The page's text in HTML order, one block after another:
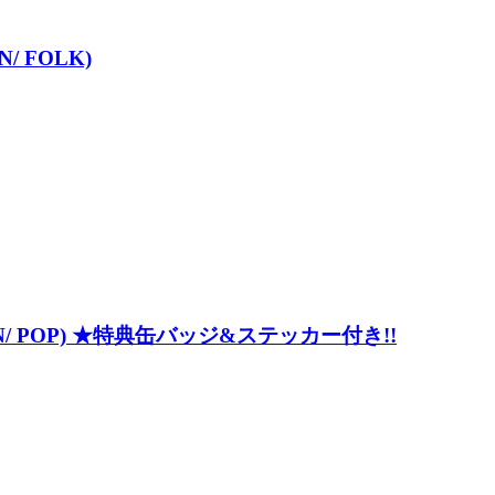
FOLK)
POP) ★特典缶バッジ&ステッカー付き!!